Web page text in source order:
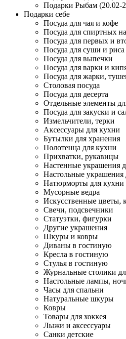
Подарки Рыбам (20.02-
Подарки себе
Посуда для чая и кофе
Посуда для спиртных
Посуда для первых и
Посуда для суши и риса
Посуда для выпечки
Посуда для варки и
Посуда для жарки,
Столовая посуда
Посуда для десерта
Отдельные элементы
Посуда для закуски и
Измельчители, терки
Аксессуары для кухни
Бутылки для хранения
Полотенца для кухни
Прихватки, рукавицы
Настенные украшения
Настольные украшения
Натюрморты для кухни
Мусорные ведра
Искусственные цветы,
Свечи, подсвечники
Статуэтки, фигурки
Другие украшения
Шкуры и ковры
Диваны в гостиную
Кресла в гостиную
Стулья в гостиную
Журнальные столики
Настольные лампы,
Часы для спальни
Натуральные шкуры
Ковры
Товары для хоккея
Лыжи и аксессуары
Санки детские